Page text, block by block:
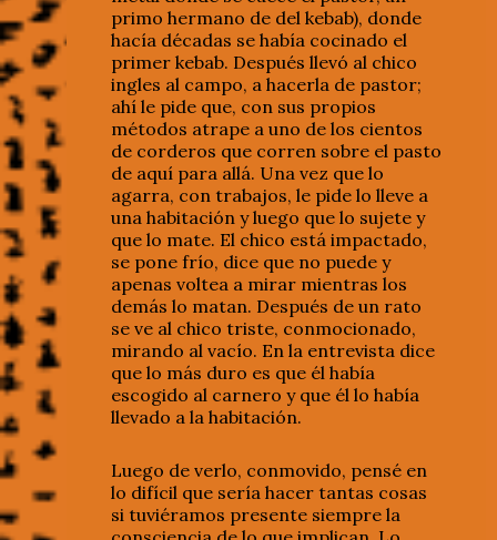
primo hermano de del kebab), donde
hacía décadas se había cocinado el
primer kebab. Después llevó al chico
ingles al campo, a hacerla de pastor;
ahí le pide que, con sus propios
métodos atrape a uno de los cientos
de corderos que corren sobre el pasto
de aquí para allá. Una vez que lo
agarra, con trabajos, le pide lo lleve a
una habitación y luego que lo sujete y
que lo mate. El chico está impactado,
se pone frío, dice que no puede y
apenas voltea a mirar mientras los
demás lo matan. Después de un rato
se ve al chico triste, conmocionado,
mirando al vacío. En la entrevista dice
que lo más duro es que él había
escogido al carnero y que él lo había
llevado a la habitación.
Luego de verlo, conmovido, pensé en
lo difícil que sería hacer tantas cosas
si tuviéramos presente siempre la